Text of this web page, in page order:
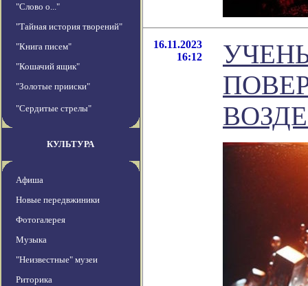
"Слово о..."
"Тайная история творений"
"Книга писем"
"Кошачий ящик"
"Золотые прииски"
"Сердитые стрелы"
КУЛЬТУРА
Афиша
Новые передвжиники
Фотогалерея
Музыка
"Неизвестные" музеи
Риторика
16.11.2023
16:12